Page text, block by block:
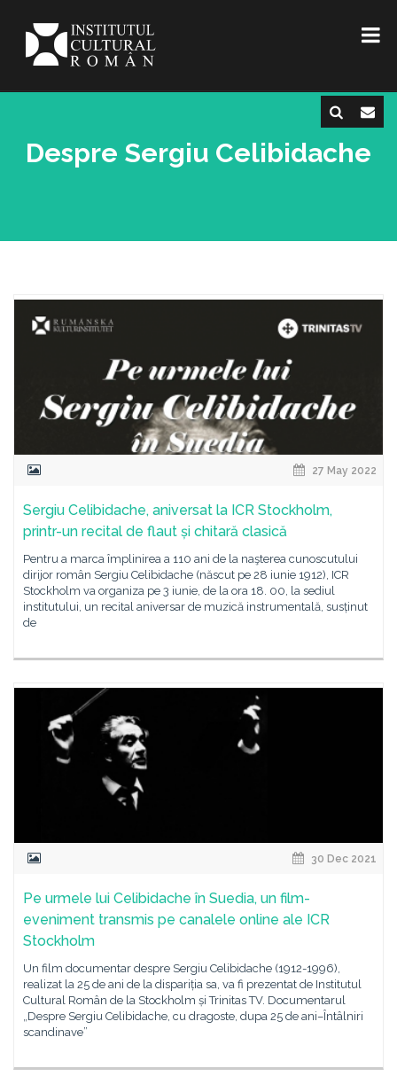
Despre Sergiu Celibidache
27 May 2022
Sergiu Celibidache, aniversat la ICR Stockholm,
printr-un recital de flaut și chitară clasică
Pentru a marca împlinirea a 110 ani de la naşterea cunoscutului
dirijor român Sergiu Celibidache (născut pe 28 iunie 1912), ICR
Stockholm va organiza pe 3 iunie, de la ora 18. 00, la sediul
institutului, un recital aniversar de muzică instrumentală, susținut
de
30 Dec 2021
Pe urmele lui Celibidache în Suedia, un film-
eveniment transmis pe canalele online ale ICR
Stockholm
Un film documentar despre Sergiu Celibidache (1912-1996),
realizat la 25 de ani de la dispariția sa, va fi prezentat de Institutul
Cultural Român de la Stockholm și Trinitas TV. Documentarul
„Despre Sergiu Celibidache, cu dragoste, dupa 25 de ani–Întâlniri
scandinave”